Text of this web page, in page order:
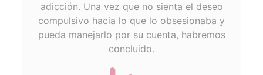
adicción. Una vez que no sienta el deseo
compulsivo hacia lo que lo obsesionaba y
pueda manejarlo por su cuenta, habremos
concluido.